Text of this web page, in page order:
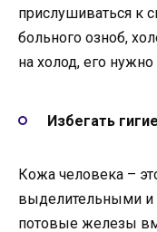
прислушиваться к
больного озноб,
на холод, его
Избегать
Кожа человека –
выделительными
потовые железы